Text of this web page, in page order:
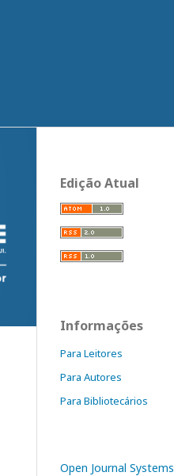
Edição Atual
Informações
Para Leitores
Para Autores
Para Bibliotecários
Open Journal Systems